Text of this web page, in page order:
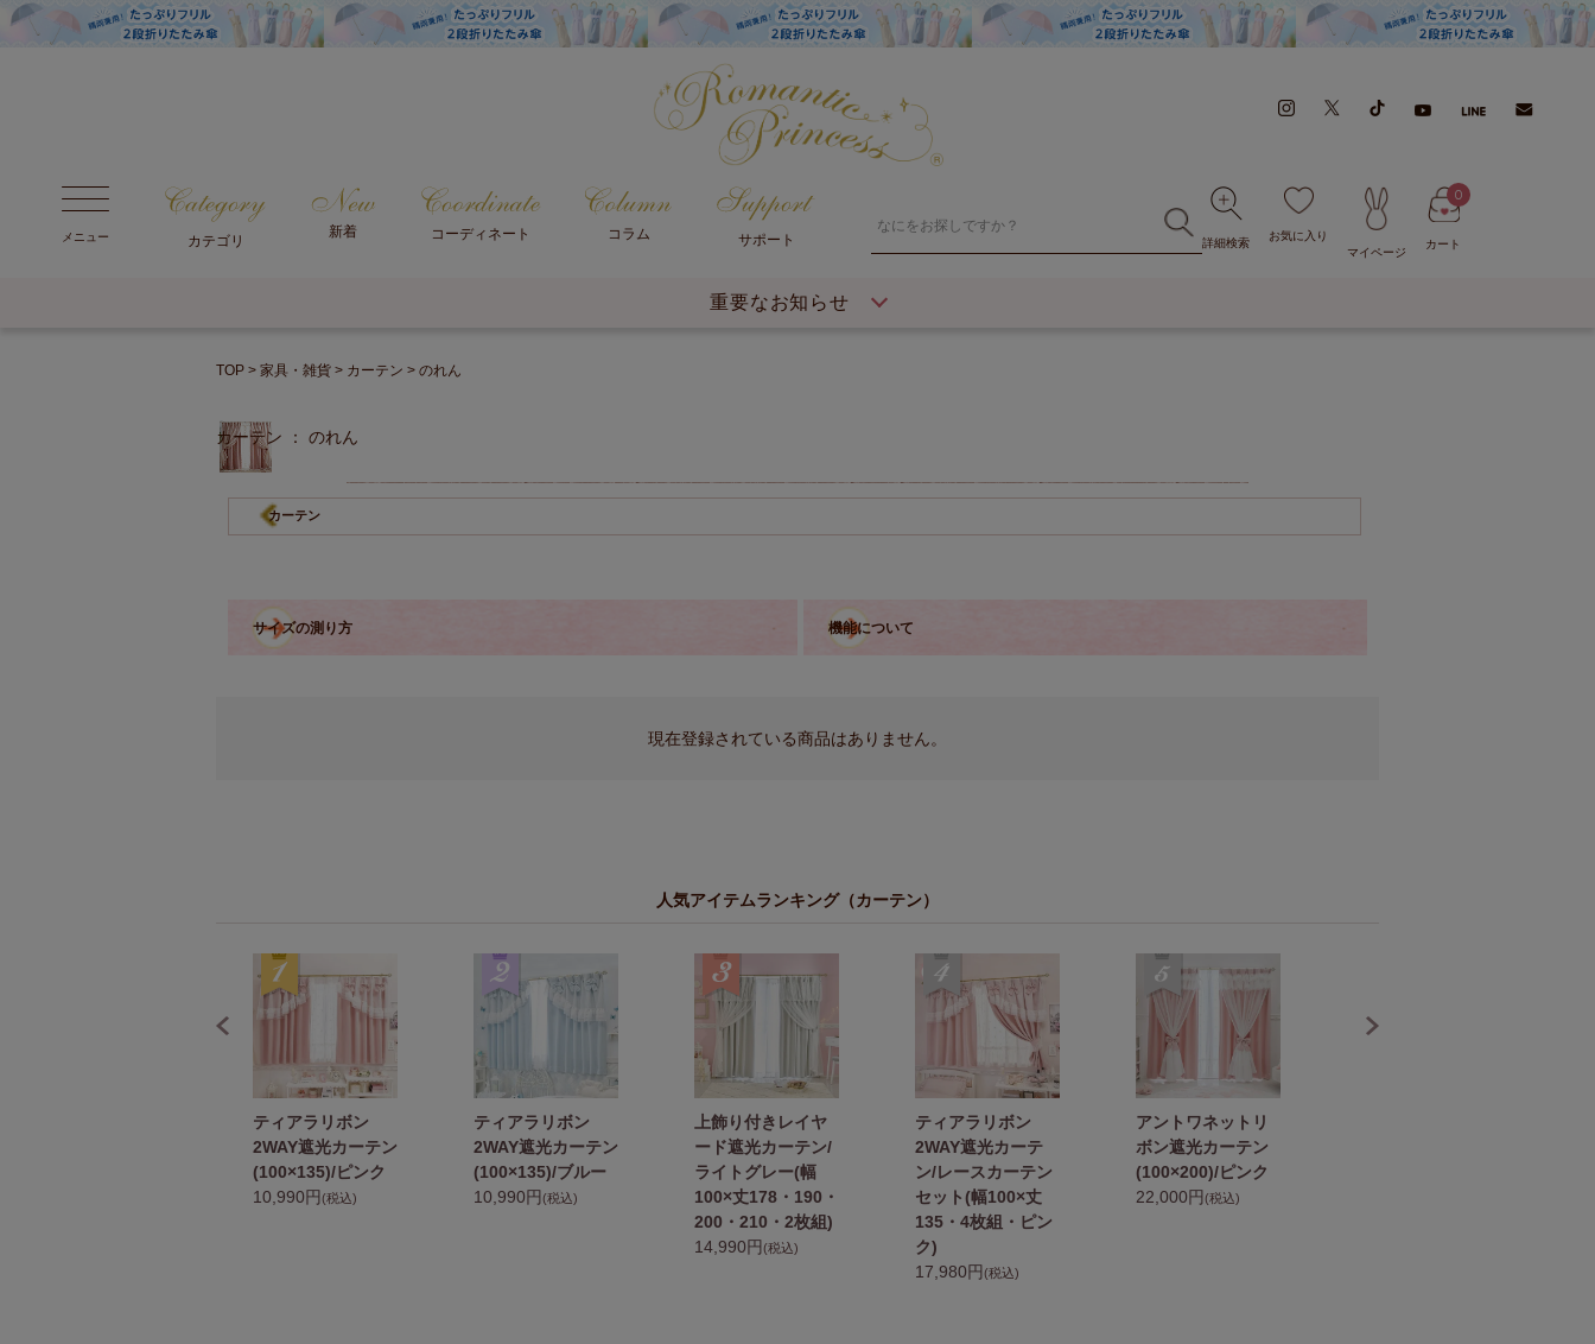
メニュー カテゴリ
新着 コーディネート コラム サポート 詳細検索
お気に入り
マイページ
カート
0
重要なお知らせ
TOP 家具・雑貨 カーテン のれん
カーテン ： のれん
カーテン
サイズの測り方 機能について
現在登録されている商品はありません。
人気アイテムランキング（カーテン）
ティアラリボン
2WAY遮光カーテン
(100×135)/ピンク
10,990円(税込)
ティアラリボン
2WAY遮光カーテン
(100×135)/ブルー
10,990円(税込)
上飾り付きレイヤ
ード遮光カーテン/
ライトグレー(幅
100×丈178・190・
200・210・2枚組)
14,990円(税込)
ティアラリボン
2WAY遮光カーテ
ン/レースカーテン
セット(幅100×丈
135・4枚組・ピン
ク)
17,980円(税込)
アントワネットリ
ボン遮光カーテン
(100×200)/ピンク
22,000円(税込)